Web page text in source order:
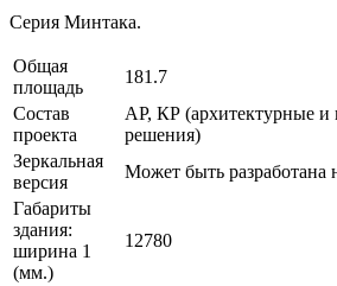
Серия Минтака.
Общая
площадь
181.7
Состав
проекта
АР, КР (архитектурные и
решения)
Зеркальная
версия
Может быть разработана
Габариты
здания:
ширина 1
(мм.)
12780